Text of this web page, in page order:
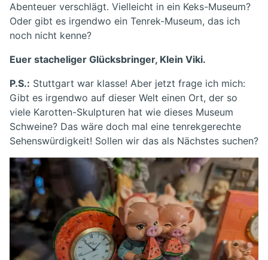
Abenteuer verschlägt. Vielleicht in ein Keks-Museum?
Oder gibt es irgendwo ein Tenrek-Museum, das ich
noch nicht kenne?
Euer stacheliger Glücksbringer, Klein Viki.
P.S.: Stuttgart war klasse! Aber jetzt frage ich mich:
Gibt es irgendwo auf dieser Welt einen Ort, der so
viele Karotten-Skulpturen hat wie dieses Museum
Schweine? Das wäre doch mal eine tenrekgerechte
Sehenswürdigkeit! Sollen wir das als Nächstes suchen?